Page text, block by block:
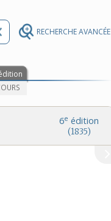
RECHERCHE AVANCÉE
6e édition
(1835)